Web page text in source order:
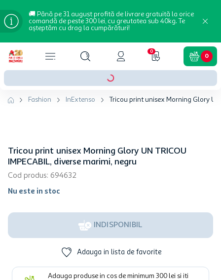
🚚 Până pe 31 august profită de livrare gratuită la orice
comandă de peste 300 lei, cu greutatea sub 40kg. Te
așteptăm cu drag la cumpărături!
0
0
Fashion InExtenso Tricou print unisex Morning Glory
Tricou print unisex Morning Glory UN TRICOU
IMPECABIL, diverse marimi, negru
Cod produs: 694632
Nu este in stoc
INDISPONIBIL
Adauga in lista de favorite
Adauga produse in cos de minimum 300 lei si iti